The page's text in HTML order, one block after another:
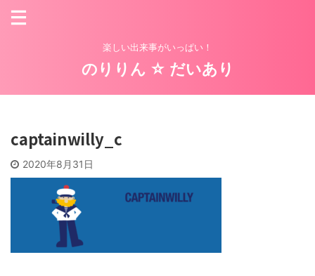
楽しい出来事がいっぱい！
のりりん ☆ だいあり
captainwilly_c
2020年8月31日